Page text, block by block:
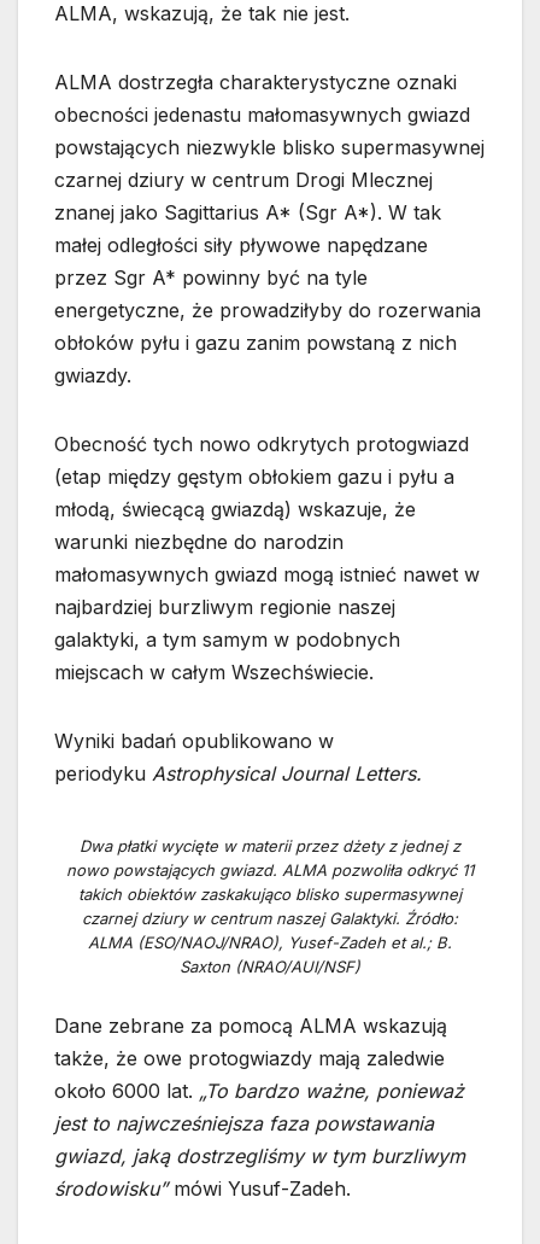
ALMA, wskazują, że tak nie jest.
ALMA dostrzegła charakterystyczne oznaki
obecności jedenastu małomasywnych gwiazd
powstających niezwykle blisko supermasywnej
czarnej dziury w centrum Drogi Mlecznej
znanej jako Sagittarius A* (Sgr A*). W tak
małej odległości siły pływowe napędzane
przez Sgr A* powinny być na tyle
energetyczne, że prowadziłyby do rozerwania
obłoków pyłu i gazu zanim powstaną z nich
gwiazdy.
Obecność tych nowo odkrytych protogwiazd
(etap między gęstym obłokiem gazu i pyłu a
młodą, świecącą gwiazdą) wskazuje, że
warunki niezbędne do narodzin
małomasywnych gwiazd mogą istnieć nawet w
najbardziej burzliwym regionie naszej
galaktyki, a tym samym w podobnych
miejscach w całym Wszechświecie.
Wyniki badań opublikowano w
periodyku Astrophysical Journal Letters.
Dwa płatki wycięte w materii przez dżety z jednej z
nowo powstających gwiazd. ALMA pozwoliła odkryć 11
takich obiektów zaskakująco blisko supermasywnej
czarnej dziury w centrum naszej Galaktyki. Źródło:
ALMA (ESO/NAOJ/NRAO), Yusef-Zadeh et al.; B.
Saxton (NRAO/AUI/NSF)
Dane zebrane za pomocą ALMA wskazują
także, że owe protogwiazdy mają zaledwie
około 6000 lat. „To bardzo ważne, ponieważ
jest to najwcześniejsza faza powstawania
gwiazd, jaką dostrzegliśmy w tym burzliwym
środowisku”mówi Yusuf-Zadeh.